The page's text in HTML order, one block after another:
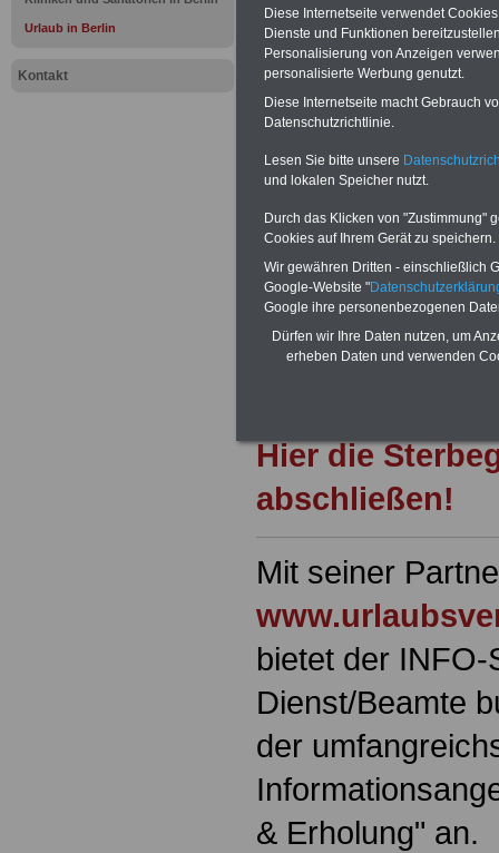
Urlaub in Berlin
Kontakt
Sachverhalte verständlich (auch für
terinnen und Mitarbeiter des
Dienstes im Land
Berlingeeignet) BEHÖRDEN-ABO
bestellen
ACHTUNG Neue Broschüre zum
Teilweise fünfstellige
durch die Neuregelung der
Alimentation
>>>zur
PDF-SERVICE:Zehn
Taschenbücher und eBooks
Beamtenrecht, Besoldung,
Berufseinstieg und Frauen im
ACHTUNG Nachzahlung für alle
amtsangemessener Alimentation
Hier die
abschließen!
Mit seiner
bietet der
Dienst/Beamte
der
& Erholung" an.
Diese Internetseite verwendet
Dienste und Funktionen
Personalisierung von Anzeigen
personalisierte Werbung genutzt.
Diese Internetseite macht Gebrauch
Datenschutzrichtlinie.
Lesen Sie bitte unsere
und lokalen Speicher nutzt.
Durch das Klicken von "Zustimmung"
Cookies auf Ihrem Gerät zu speichern.
Wir gewähren Dritten - einschließlich
Google-Website "
Google ihre personenbezogenen
Dürfen wir Ihre Daten nutzen, um
erheben Daten und verwenden